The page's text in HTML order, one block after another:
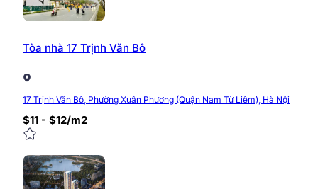
Tòa nhà 17 Trịnh Văn Bô
17 Trịnh Văn Bô, Phường Xuân Phương (Quận Nam Từ Liêm), Hà Nội
$11 - $12/m2